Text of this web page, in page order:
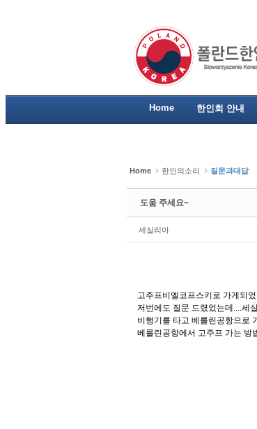
Home 한인회 안내
Home 한인의소리 질문과대답
도움 주세요~
세실리아
고주프비엘코프스키로 가게되
저번에도 질문 드렸었는데....세
비행기를 타고 베를린공항으로
베를린공항에서 고주프 가는 방